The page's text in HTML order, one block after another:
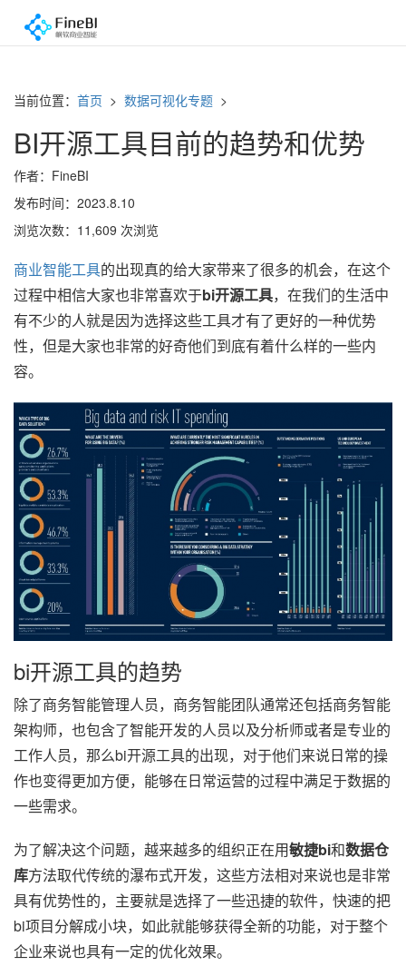
当前位置： 首页 > 数据可视化专题 >
BI开源工具目前的趋势和优势
作者：FineBI
发布时间：2023.8.10
浏览次数：11,609 次浏览
商业智能工具的出现真的给大家带来了很多的机会，在这个
过程中相信大家也非常喜欢于bi开源工具，在我们的生活中
有不少的人就是因为选择这些工具才有了更好的一种优势
性，但是大家也非常的好奇他们到底有着什么样的一些内
容。
bi开源工具的趋势
除了商务智能管理人员，商务智能团队通常还包括商务智能
架构师，也包含了智能开发的人员以及分析师或者是专业的
工作人员，那么bi开源工具的出现，对于他们来说日常的操
作也变得更加方便，能够在日常运营的过程中满足于数据的
一些需求。
为了解决这个问题，越来越多的组织正在用敏捷bi和数据仓
库方法取代传统的瀑布式开发，这些方法相对来说也是非常
具有优势性的，主要就是选择了一些迅捷的软件，快速的把
bi项目分解成小块，如此就能够获得全新的功能，对于整个
企业来说也具有一定的优化效果。